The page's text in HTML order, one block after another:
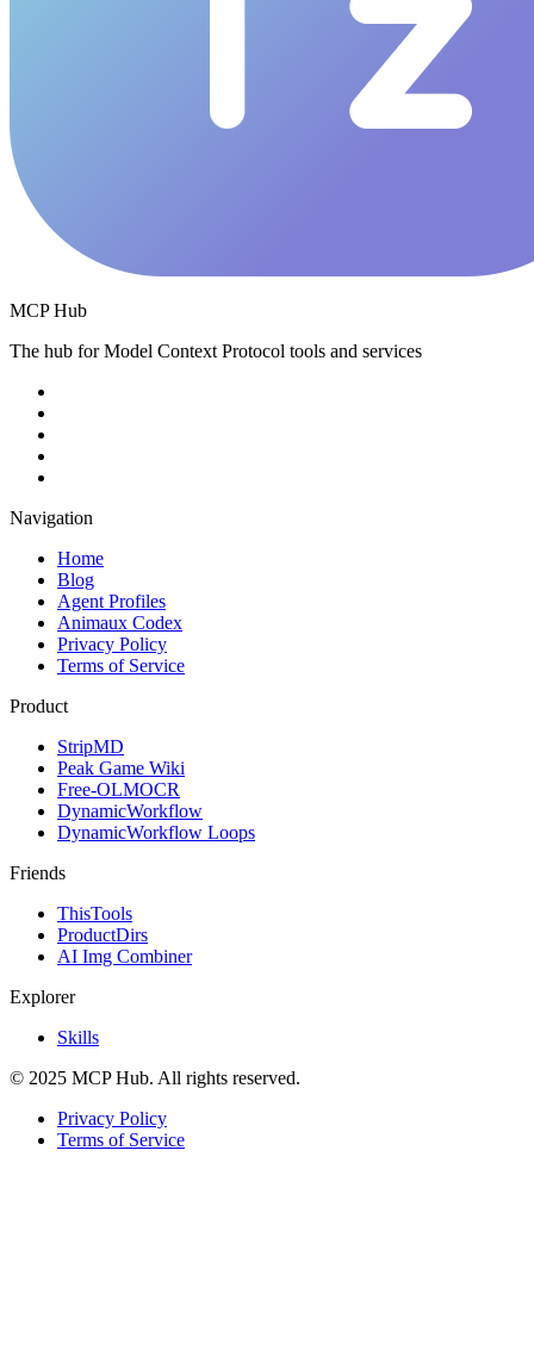
MCP Hub
The hub for Model Context Protocol tools and services
Navigation
Home
Blog
Agent Profiles
Animaux Codex
Privacy Policy
Terms of Service
Product
StripMD
Peak Game Wiki
Free-OLMOCR
DynamicWorkflow
DynamicWorkflow Loops
Friends
ThisTools
ProductDirs
AI Img Combiner
Explorer
Skills
© 2025 MCP Hub. All rights reserved.
Privacy Policy
Terms of Service